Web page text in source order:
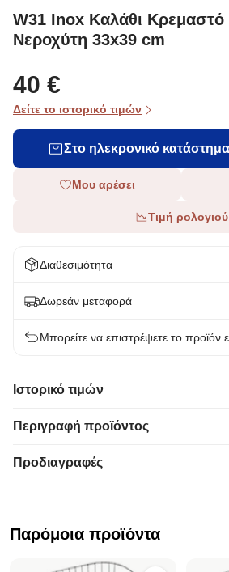
W31 Inox Καλάθι Κρεμαστό
Νεροχύτη 33x39 cm
40 €
Δείτε το ιστορικό τιμών
Στο ηλεκρονικό
Μου αρέσει
Τιμή ρολογιού
Διαθεσιμότητα
Δωρεάν μεταφορά
Μπορείτε να επιστρέψετε το προϊόν
Ιστορικό τιμών
Περιγραφή προϊόντος
Προδιαγραφές
Παρόμοια προϊόντα